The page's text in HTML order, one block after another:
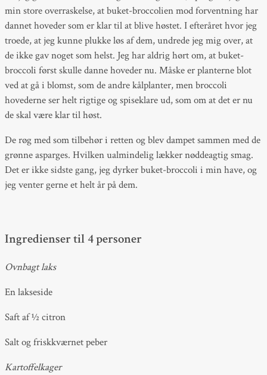
min store overraskelse, at buket-broccolien mod forventning har
dannet hoveder som er klar til at blive høstet. I efteråret hvor jeg
troede, at jeg kunne plukke løs af dem, undrede jeg mig over, at
de ikke gav noget som helst. Jeg har aldrig hørt om, at buket-
broccoli først skulle danne hoveder nu. Måske er planterne blot
ved at gå i blomst, som de andre kålplanter, men broccoli
hovederne ser helt rigtige og spiseklare ud, som om at det er nu
de skal være klar til høst.
De røg med som tilbehør i retten og blev dampet sammen med de
grønne asparges. Hvilken ualmindelig lækker nøddeagtig smag.
Det er ikke sidste gang, jeg dyrker buket-broccoli i min have, og
jeg venter gerne et helt år på dem.
Ingredienser til 4 personer
Ovnbagt laks
En lakseside
Saft af ½ citron
Salt og friskkværnet peber
Kartoffelkager